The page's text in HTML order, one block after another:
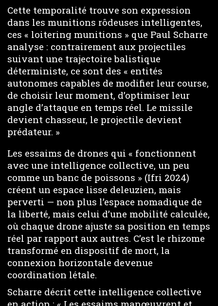
Cette temporalité trouve son expression
dans les munitions rôdeuses intelligentes,
ces « loitering munitions » que Paul Scharre
analyse : contrairement aux projectiles
suivant une trajectoire balistique
déterministe, ce sont des « entités
autonomes capables de modifier leur course,
de choisir leur moment, d’optimiser leur
angle d’attaque en temps réel. Le missile
devient chasseur, le projectile devient
prédateur. »
Les essaims de drones qui « fonctionnent
avec une intelligence collective, un peu
comme un banc de poissons » (Ifri 2024)
créent un espace lisse deleuzien, mais
perverti — non plus l’espace nomadique de
la liberté, mais celui d’une mobilité calculée,
où chaque drone ajuste sa position en temps
réel par rapport aux autres. C’est le rhizome
transformé en dispositif de mort, la
connexion horizontale devenue
coordination létale.
Scharre décrit cette intelligence collective
en action : « Les essaims manœuvrent et